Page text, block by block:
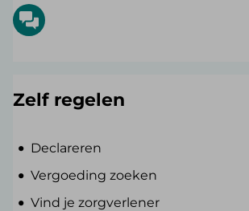
Zelf regelen
Declareren
Vergoeding zoeken
Vind je zorgverlener